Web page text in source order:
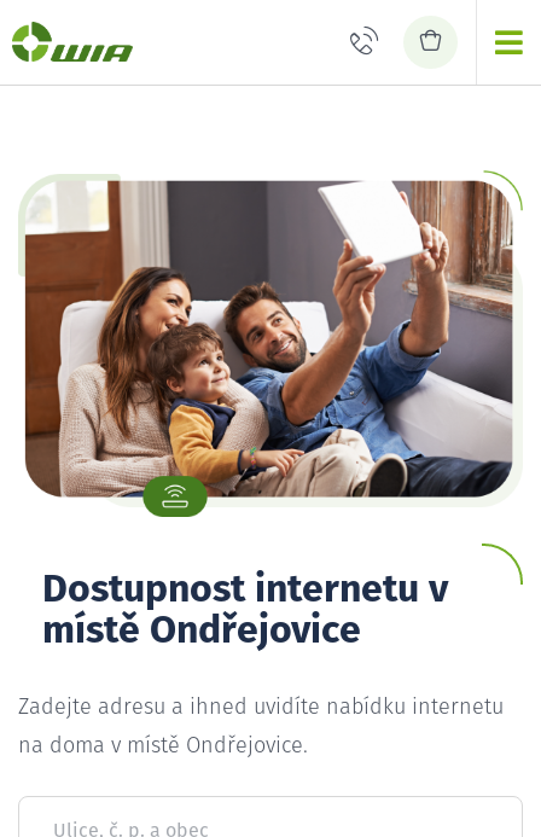
Dostupnost internetu v
místě Ondřejovice
Zadejte adresu a ihned uvidíte nabídku internetu
na doma v místě Ondřejovice.
Ulice, č. p. a obec